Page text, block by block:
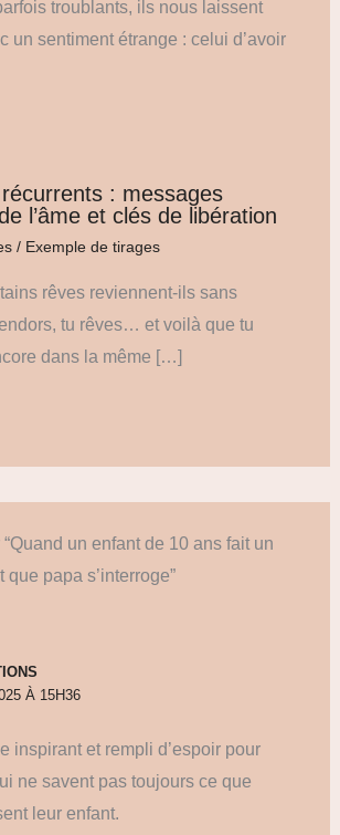
troublants, ils nous laissent
un sentiment étrange : celui d’avoir
: messages
l’âme et clés de libération
/ Exemple de tirages
rêves reviennent-ils sans
tu rêves… et voilà que tu
dans la même […]
un enfant de 10 ans fait un
papa s’interroge”
À 15H36
inspirant et rempli d’espoir pour
ne savent pas toujours ce que
leur enfant.